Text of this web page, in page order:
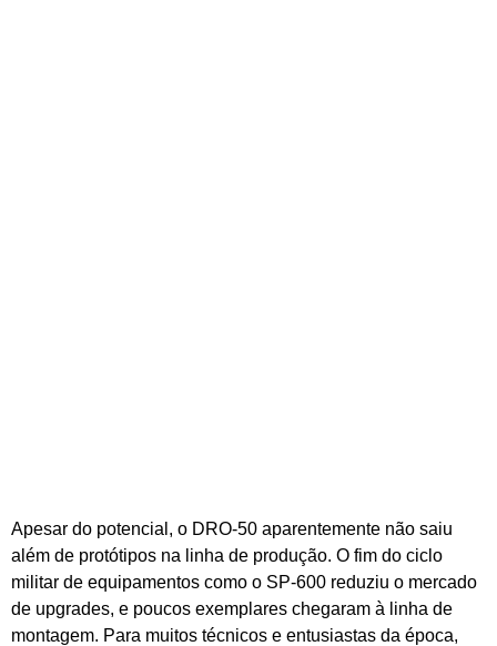
Apesar do potencial, o DRO‑50 aparentemente não saiu
além de protótipos na linha de produção. O fim do ciclo
militar de equipamentos como o SP‑600 reduziu o mercado
de upgrades, e poucos exemplares chegaram à linha de
montagem. Para muitos técnicos e entusiastas da época,